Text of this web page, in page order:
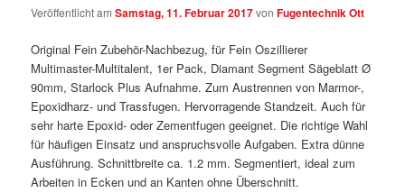
Veröffentlicht amSamstag, 11. Februar 2017vonFugentechnik Ott
Original Fein Zubehör-Nachbezug, für Fein Oszillierer
Multimaster-Multitalent, 1er Pack, Diamant Segment Sägeblatt Ø
90mm, Starlock Plus Aufnahme. Zum Austrennen von Marmor-,
Epoxidharz- und Trassfugen. Hervorragende Standzeit. Auch für
sehr harte Epoxid- oder Zementfugen geeignet. Die richtige Wahl
für häufigen Einsatz und anspruchsvolle Aufgaben. Extra dünne
Ausführung. Schnittbreite ca. 1.2 mm. Segmentiert, ideal zum
Arbeiten in Ecken und an Kanten ohne Überschnitt.